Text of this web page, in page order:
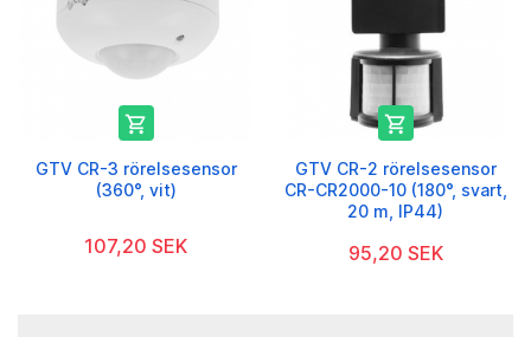

GTV CR-3 rörelsesensor
(360°, vit)
107,20 SEK

GTV CR-2 rörelsesensor
CR-CR2000-10 (180°, svart,
20 m, IP44)
95,20 SEK